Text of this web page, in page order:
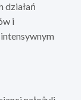
działań
i